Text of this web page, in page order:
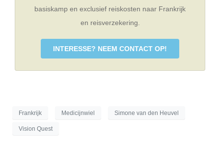
basiskamp en exclusief reiskosten naar Frankrijk
en reisverzekering.
INTERESSE? NEEM CONTACT OP!
Frankrijk Medicijnwiel Simone van den Heuvel
Vision Quest